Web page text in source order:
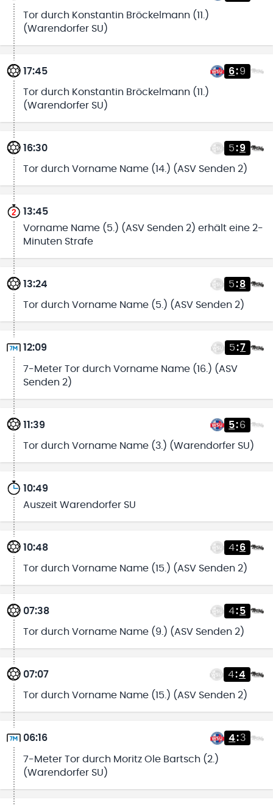
Tor durch Konstantin Bröckelmann (11.)
(Warendorfer SU)
17:45 6:9
Tor durch Konstantin Bröckelmann (11.)
(Warendorfer SU)
16:30 5:9
Tor durch Vorname Name (14.) (ASV Senden 2)
13:45
Vorname Name (5.) (ASV Senden 2) erhält eine 2-
Minuten Strafe
13:24 5:8
Tor durch Vorname Name (5.) (ASV Senden 2)
12:09 5:7
7-Meter Tor durch Vorname Name (16.) (ASV
Senden 2)
11:39 5:6
Tor durch Vorname Name (3.) (Warendorfer SU)
10:49
Auszeit Warendorfer SU
10:48 4:6
Tor durch Vorname Name (15.) (ASV Senden 2)
07:38 4:5
Tor durch Vorname Name (9.) (ASV Senden 2)
07:07 4:4
Tor durch Vorname Name (15.) (ASV Senden 2)
06:16 4:3
7-Meter Tor durch Moritz Ole Bartsch (2.)
(Warendorfer SU)